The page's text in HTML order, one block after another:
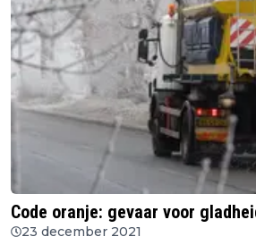
Code oranje: gevaar voor
23 december 2021